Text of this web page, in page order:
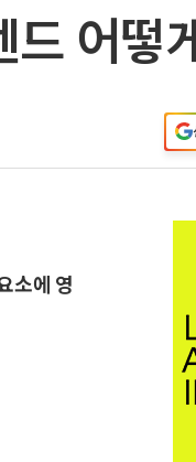
드 어떻
소에 영